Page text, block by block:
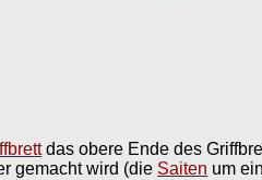
das obere Ende des
gemacht wird (die Saiten um